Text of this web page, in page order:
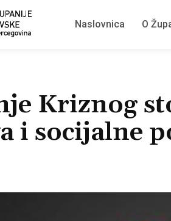
Naslovnica O
Kriznog
i socijalne